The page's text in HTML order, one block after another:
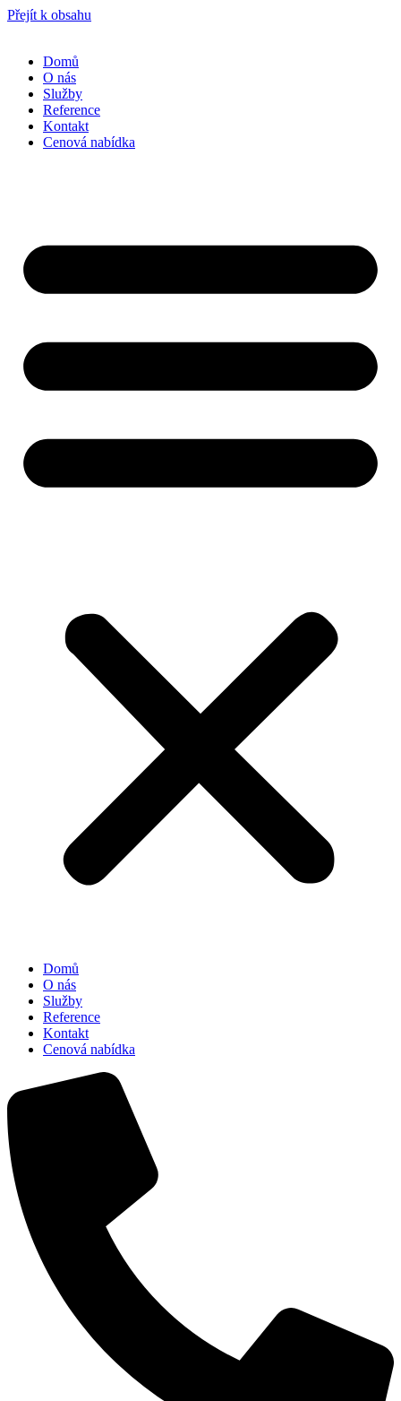
Přejít k obsahu
Domů
O nás
Služby
Reference
Kontakt
Cenová nabídka
Domů
O nás
Služby
Reference
Kontakt
Cenová nabídka